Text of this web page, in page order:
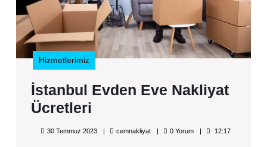
Hizmetlerimiz
İstanbul Evden Eve Nakliyat
Ücretleri
Evden
30 Temmuz 202330
cemnakliyatcemnakliyat
0 Yorum 12:17